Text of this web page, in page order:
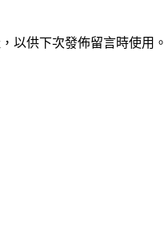
以供下次發佈留言時使用。